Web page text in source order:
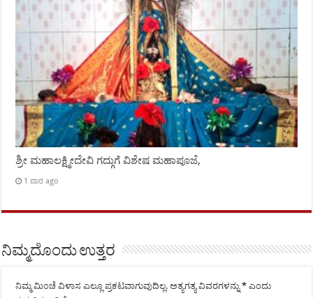
ಶ್ರೀ ಮಹಾಲಕ್ಷ್ಮೀದೇವಿ ಗದ್ಗುಗೆ ವಿಶೇಷ ಮಹಾಪೂಜೆ,
1 ವಾರ ago
ನಿಮ್ಮದೊಂದು ಉತ್ತರ
ನಿಮ್ಮ ಮಿಂಚೆ ವಿಳಾಸ ಎಲ್ಲೂ ಪ್ರಕಟವಾಗುವುದಿಲ್ಲ. ಅತ್ಯಗತ್ಯ ವಿವರಗಳನ್ನು* ಎಂದು